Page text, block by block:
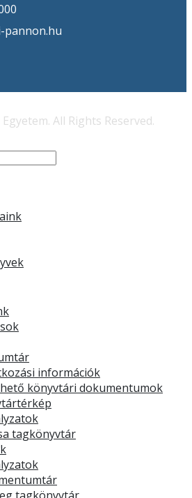
pannon.hu
All Rights Reserved.
információk
könyvtári dokumentumok
tagkönyvtár